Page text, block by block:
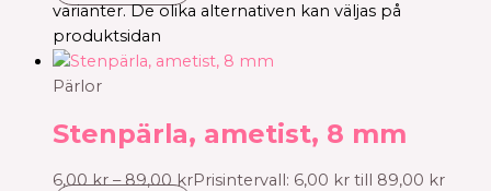
varianter. De olika alternativen kan väljas på
produktsidan
Pärlor
Stenpärla, ametist, 8 mm
6,00 kr – 89,00 krPrisintervall: 6,00 kr till 89,00 kr